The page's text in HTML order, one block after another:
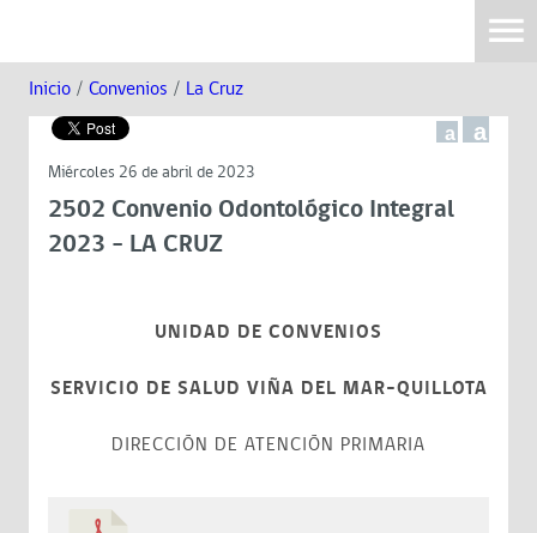
Inicio / Convenios / La Cruz
a a
Miércoles 26 de abril de 2023
2502 Convenio Odontológico Integral
2023 - LA CRUZ
UNIDAD DE CONVENIOS
SERVICIO DE SALUD VIÑA DEL MAR-QUILLOTA
DIRECCIÓN DE ATENCIÓN PRIMARIA